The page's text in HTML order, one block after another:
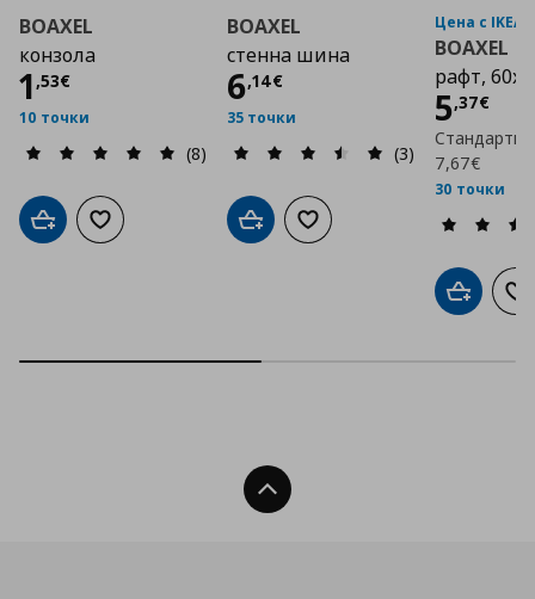
BOAXEL
конзола
1 ,53€
Цена
10 точки
(8)
Добави в кошницата
Добави към списъка с любими
BOAXEL
стенна шина
6,14€
Цена
35 точки
(3)
Добави в кошницата
Добави към списъка с
Цена с IKEA
BOAXEL
рaфт,
5,37€
Цена
7,67€
30 точки
Добави
Нагоре